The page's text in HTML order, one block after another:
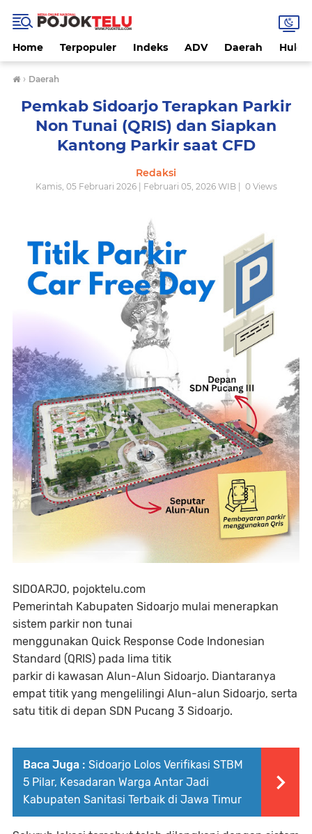
Home Terpopuler Indeks ADV Daerah
› Daerah
Pemkab Sidoarjo Terapkan Parkir
Non Tunai (QRIS) dan Siapkan
Kantong Parkir saat CFD
Redaksi
Kamis, 05 Februari 2026 | Februari 05, 2026 WIB | 0Views
SIDOARJO, pojoktelu.com
Pemerintah Kabupaten Sidoarjo mulai menerapkan
sistem parkir non tunai
menggunakan Quick Response Code Indonesian
Standard (QRIS) pada lima titik
parkir di kawasan Alun-Alun Sidoarjo. Diantaranya
empat titik yang mengelilingi Alun-alun Sidoarjo, serta
satu titik di depan SDN Pucang 3 Sidoarjo.
Baca Juga : Sidoarjo Lolos Verifikasi STBM
5 Pilar, Kesadaran Warga Antar Jadi
Kabupaten Sanitasi Terbaik di Jawa Timur